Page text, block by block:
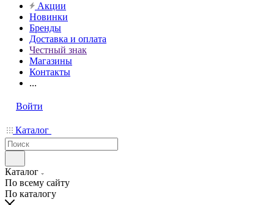
Акции
Новинки
Бренды
Доставка и оплата
Честный знак
Магазины
Контакты
...
Войти
Каталог
Каталог
По всему сайту
По каталогу